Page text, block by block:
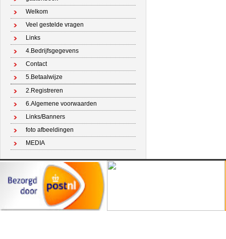
Welkom
Veel gestelde vragen
Links
4.Bedrijfsgegevens
Contact
5.Betaalwijze
2.Registreren
6.Algemene voorwaarden
Links/Banners
foto afbeeldingen
MEDIA